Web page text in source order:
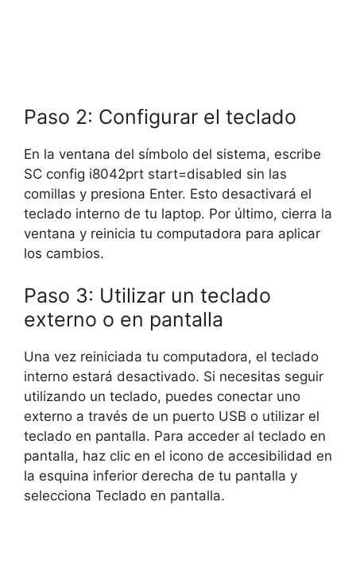
Paso 2: Configurar el teclado
En la ventana del símbolo del sistema, escribe
SC config i8042prt start=disabled sin las
comillas y presiona Enter. Esto desactivará el
teclado interno de tu laptop. Por último, cierra la
ventana y reinicia tu computadora para aplicar
los cambios.
Paso 3: Utilizar un teclado
externo o en pantalla
Una vez reiniciada tu computadora, el teclado
interno estará desactivado. Si necesitas seguir
utilizando un teclado, puedes conectar uno
externo a través de un puerto USB o utilizar el
teclado en pantalla. Para acceder al teclado en
pantalla, haz clic en el icono de accesibilidad en
la esquina inferior derecha de tu pantalla y
selecciona Teclado en pantalla.